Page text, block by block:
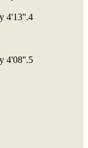
4'13''.4
4'08''.5